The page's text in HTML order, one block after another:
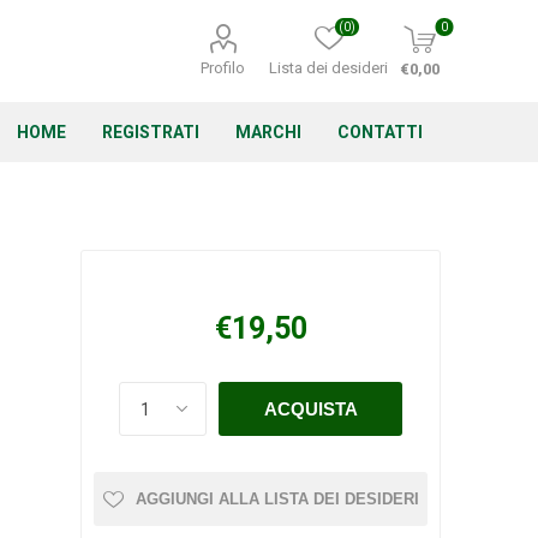
Profilo Lista dei desideri
(0) 0
€0,00
HOME REGISTRATI MARCHI
Echo
CONTATTI
€19,50
AGGIUNGI ALLA LISTA DEI DESIDERI